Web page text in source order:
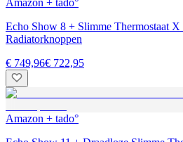
Amazon + tado°
Echo Show 8 + Slimme Thermostaat X
Radiatorknoppen
€ 749,96€ 722,95
Amazon + tado°